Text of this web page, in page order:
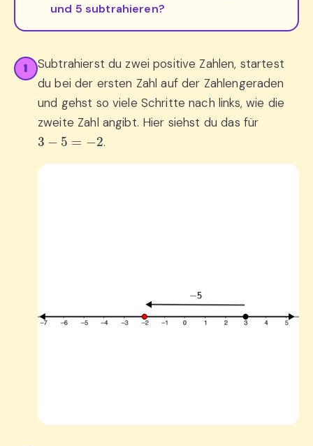
und 5 subtrahieren?
1
Subtrahierst du zwei positive Zahlen, startest
du bei der ersten Zahl auf der Zahlengeraden
und gehst so viele Schritte nach links, wie die
zweite Zahl angibt. Hier siehst du das für
3 = .